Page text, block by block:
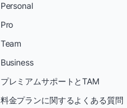
Personal
Pro
Team
Business
プレミアムサポートとTAM
料金プランに関するよくある質問